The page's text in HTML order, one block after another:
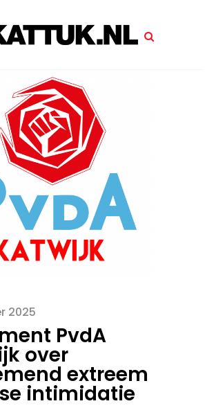
2025
PvdA
over
extreem
intimidatie